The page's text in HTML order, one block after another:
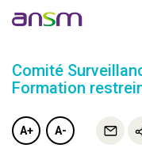
Comité
Formation
A+ A-